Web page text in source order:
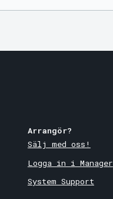
Arrangör?
Sälj med oss!
Logga in i Manager
System Support